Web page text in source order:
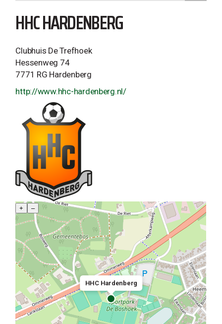
HHC HARDENBERG
Clubhuis De Trefhoek
Hessenweg 74
7771 RG Hardenberg
http://www.hhc-hardenberg.nl/
HHC Hardenberg
+ –